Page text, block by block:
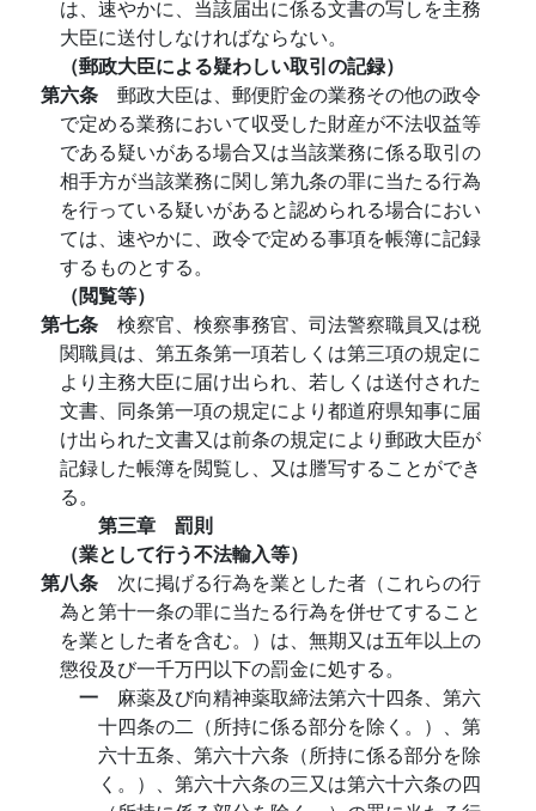
は、速やかに、当該届出に係る文書の写しを主務
大臣に送付しなければならない。
（郵政大臣による疑わしい取引の記録）
第六条 郵政大臣は、郵便貯金の業務その他の政令
で定める業務において収受した財産が不法収益等
である疑いがある場合又は当該業務に係る取引の
相手方が当該業務に関し第九条の罪に当たる行為
を行っている疑いがあると認められる場合におい
ては、速やかに、政令で定める事項を帳簿に記録
するものとする。
（閲覧等）
第七条 検察官、検察事務官、司法警察職員又は税
関職員は、第五条第一項若しくは第三項の規定に
より主務大臣に届け出られ、若しくは送付された
文書、同条第一項の規定により都道府県知事に届
け出られた文書又は前条の規定により郵政大臣が
記録した帳簿を閲覧し、又は謄写することができ
る。
第三章 罰則
（業として行う不法輸入等）
第八条 次に掲げる行為を業とした者（これらの行
為と第十一条の罪に当たる行為を併せてすること
を業とした者を含む。）は、無期又は五年以上の
懲役及び一千万円以下の罰金に処する。
一 麻薬及び向精神薬取締法第六十四条、第六
十四条の二（所持に係る部分を除く。）、第
六十五条、第六十六条（所持に係る部分を除
く。）、第六十六条の三又は第六十六条の四